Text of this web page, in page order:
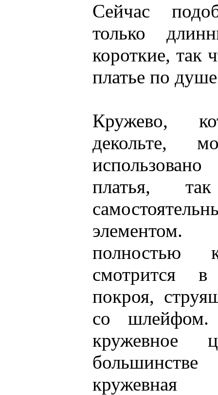
Сейчас
только
короткие, так
платье по
Кружево,
декольте,
платья,
полностью
смотрится
покроя,
со
кружевное
кружевная